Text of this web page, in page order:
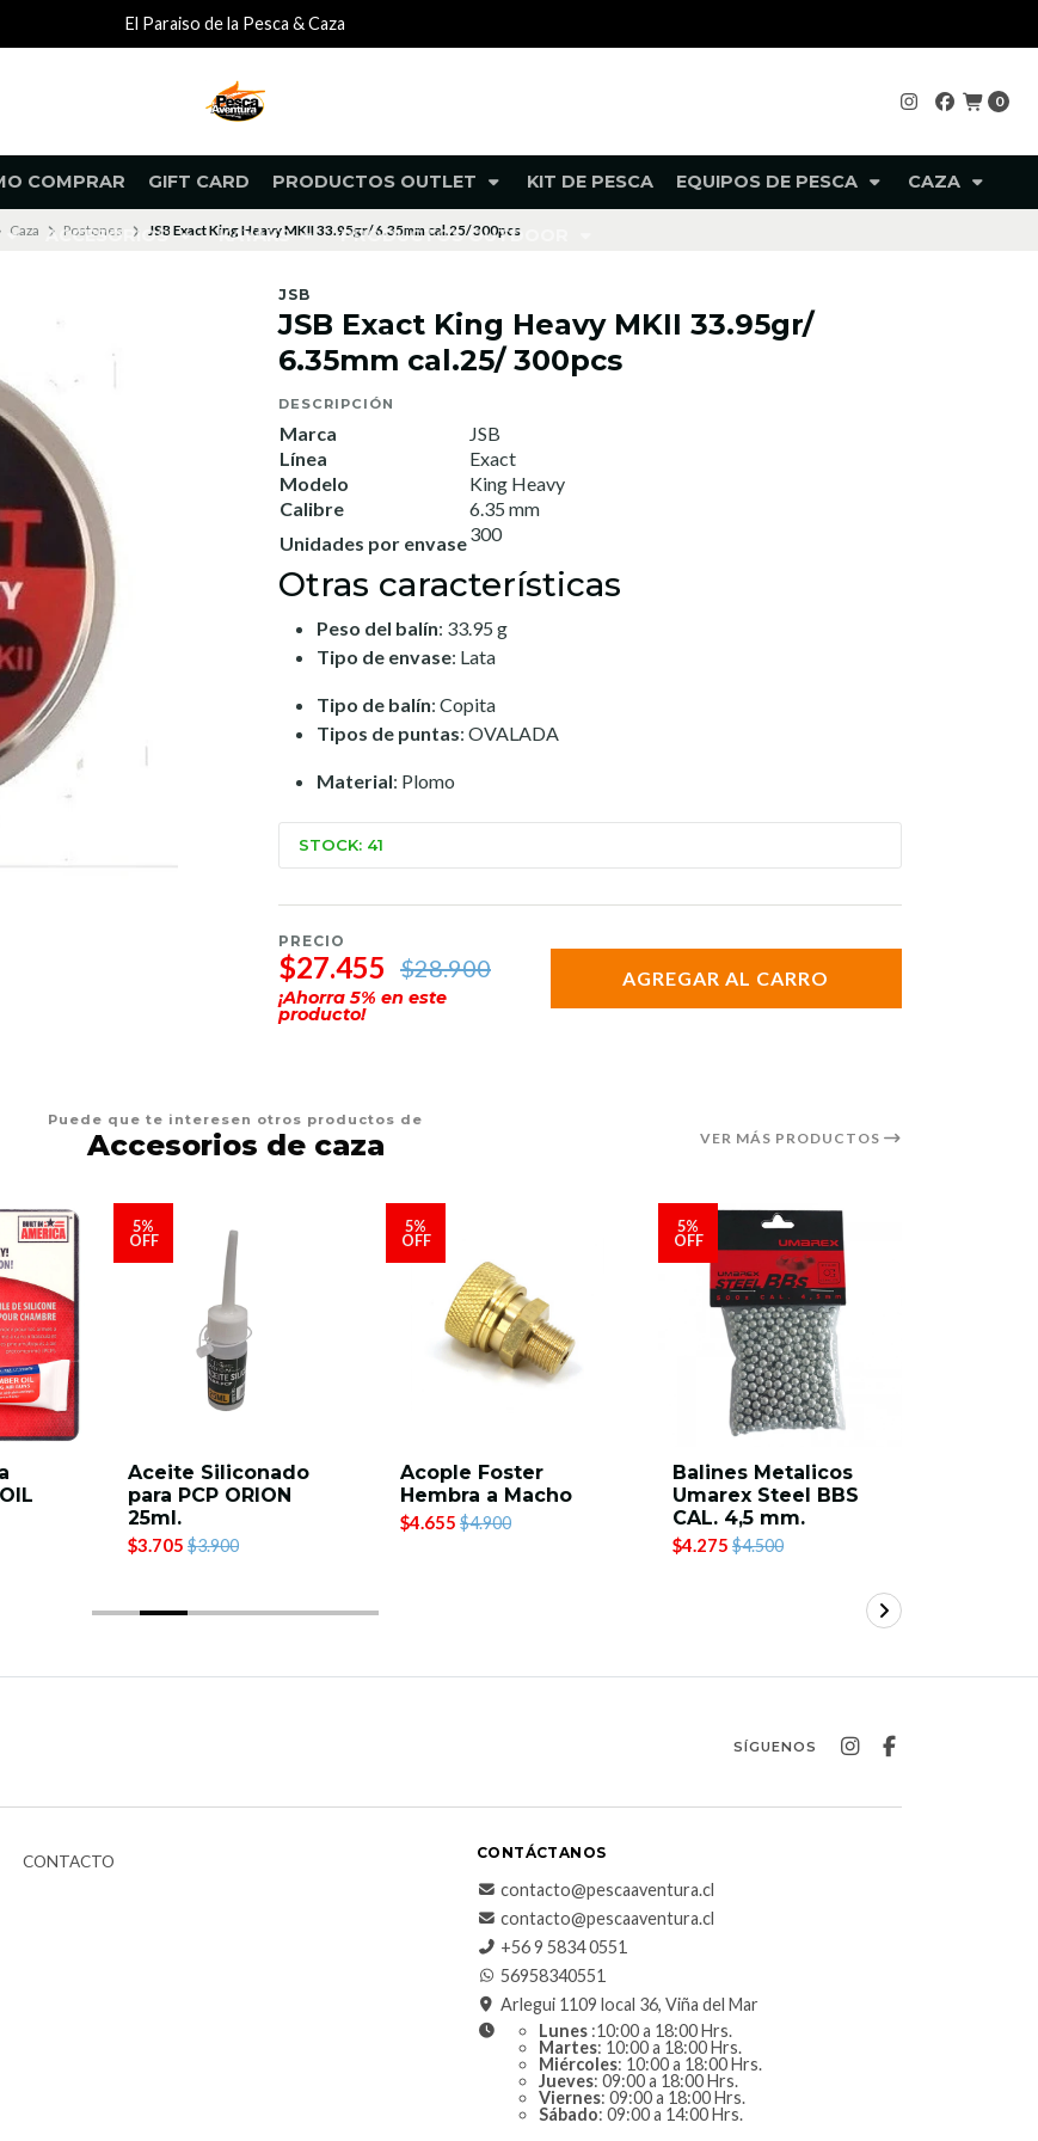
0
COMPRAR GIFT CARD PRODUCTOS OUTLET KIT DE PESCA EQUIPOS DE PESCA CAZA
ACCESORIOS KAYAKS PRODUCTOS OUTDOOR
El Paraiso de la Pesca & Caza
Caza Postones JSB Exact King Heavy MKII 33.95gr/ 6.35mm cal.25/ 300pcs
JSB
JSB Exact King Heavy MKII 33.95gr/
6.35mm cal.25/ 300pcs
DESCRIPCIÓN
Marca
JSB
Línea
Exact
Modelo
King Heavy
Calibre
6.35 mm
Unidades por envase300
Otras características
Peso del balín: 33.95 g
Tipo de envase: Lata
Tipo de balín: Copita
Tipos de puntas: OVALADA
Material: Plomo
STOCK: 41
PRECIO
$27.455 $28.900
¡Ahorra5% en este
producto!
AGREGAR AL CARRO
Puede que te interesen otros productos de
Accesorios de caza VER MÁS PRODUCTOS
5%
OFF
Aceite Siliconado
para PCP ORION
25ml.
$3.705 $3.900
5%
OFF
Acople Foster
Hembra a Macho
$4.655 $4.900
5%
OFF
Balines Metalicos
Umarex Steel BBS
CAL. 4,5 mm.
$4.275 $4.500
SÍGUENOS
CONTACTO CONTÁCTANOS
contacto@pescaaventura.cl
contacto@pescaaventura.cl
+56 9 5834 0551
56958340551
Arlegui 1109 local 36, Viña del Mar
Lunes :10:00 a 18:00 Hrs.
Martes: 10:00 a 18:00 Hrs.
Miércoles: 10:00 a 18:00 Hrs.
Jueves: 09:00 a 18:00 Hrs.
Viernes: 09:00 a 18:00 Hrs.
Sábado: 09:00 a 14:00 Hrs.